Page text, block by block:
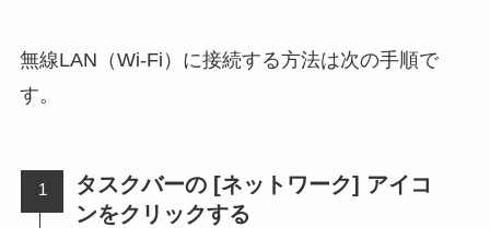
無線LAN（Wi-Fi）に接続する方法は次の手順で
す。
タスクバーの [ネットワーク] アイコ
ンをクリックする